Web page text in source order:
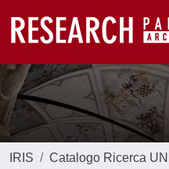
IRIS
Catalogo Ricerca